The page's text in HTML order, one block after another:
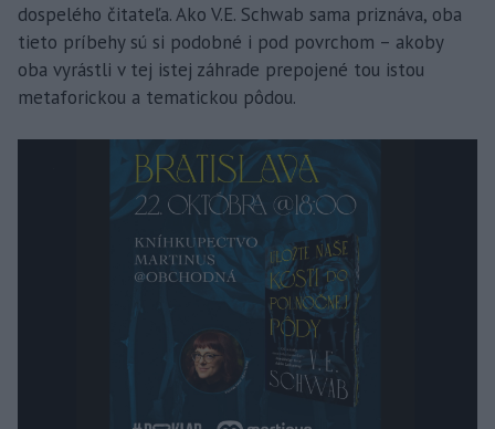
dospelého čitateľa. Ako V.E. Schwab sama priznáva, oba
tieto príbehy sú si podobné i pod povrchom – akoby
oba vyrástli v tej istej záhrade prepojené tou istou
metaforickou a tematickou pôdou.